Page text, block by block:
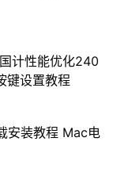
计性能优化240
键设置教程
安装教程 Mac电